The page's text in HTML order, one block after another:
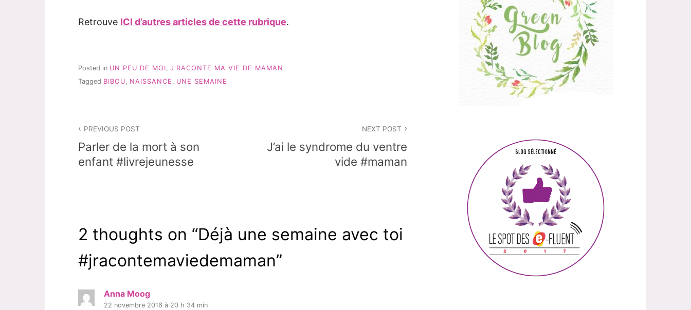
Retrouve ICI d’autres articles de cette rubrique.
Posted in UN PEU DE MOI J'RACONTE MA VIE DE MAMAN
Tagged BIBOU NAISSANCE UNE SEMAINE
de
l’article
PREVIOUS POST
Parler de la mort à son
enfant #livrejeunesse
NEXT POST
J’ai le syndrome du ventre
vide #maman
2 thoughts on “Déjà une semaine avec toi
#jracontemaviedemaman”
Anna Moog
22 novembre 2016 à 20 h 34 min